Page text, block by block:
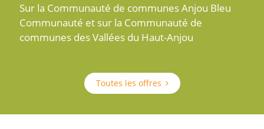
Sur la Communauté de communes Anjou Bleu
Communauté et sur la Communauté de
communes des Vallées du Haut-Anjou
Toutes les offres